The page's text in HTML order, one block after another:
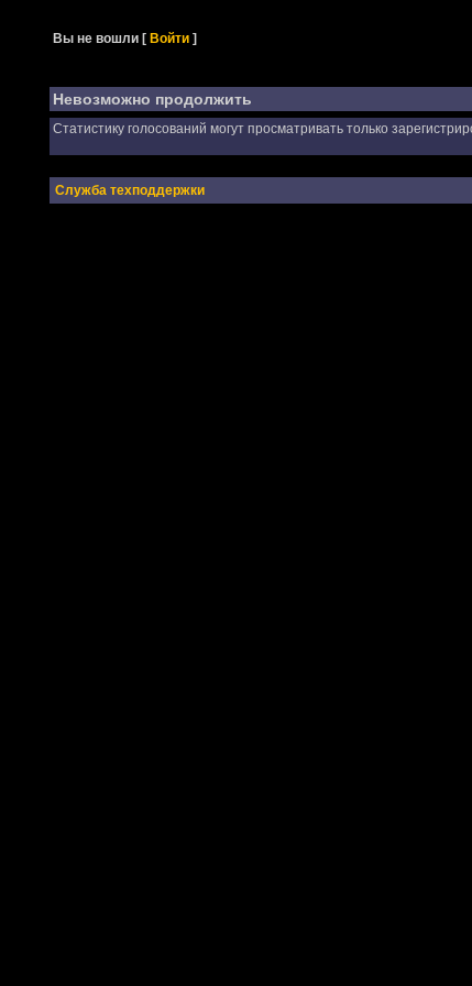
Вы не вошли [Войти ]
Невозможно продолжить
Статистику голосований могут просматривать только
Служба техподдержки